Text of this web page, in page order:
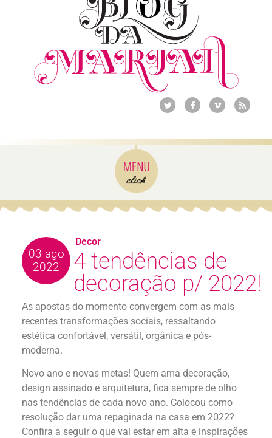
03 ago
2022
4 tendências de
decoração p/ 2022!
As apostas do momento convergem com as mais
recentes transformações sociais, ressaltando
estética confortável, versátil, orgânica e pós-
moderna.
Novo ano e novas metas! Quem ama decoração,
design assinado e arquitetura, fica sempre de olho
nas tendências de cada novo ano. Colocou como
resolução dar uma repaginada na casa em 2022?
Confira a seguir o que vai estar em alta e inspirações
Decor